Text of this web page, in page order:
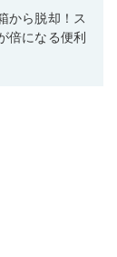
から脱却！ス
倍になる便利